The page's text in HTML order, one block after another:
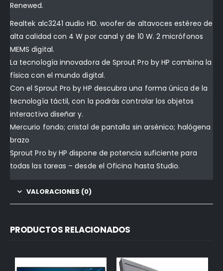
Renewed.
Realtek alc3241 audio HD. woofer de altavoces estéreo de
alta calidad con 4 W por canal y de 10 W. 2 micrófonos
MEMS digital.
La tecnología innovadora de Sprout Pro by HP combina la
física con el mundo digital.
Con el Sprout Pro by HP descubra una forma única de la
tecnología táctil, con la podrás controlar los objetos
interactiva diseñar y.
Mercurio fondo; cristal de pantalla sin arsénico; halógena
brazo
Sprout Pro by HP dispone de potencia suficiente para
todas las tareas – desde el Oficina hasta Studio.
VALORACIONES (0)
PRODUCTOS RELACIONADOS